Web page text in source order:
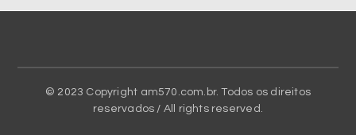
© 2023 Copyright am570.com.br. Todos os direitos
reservados / All rights reserved.